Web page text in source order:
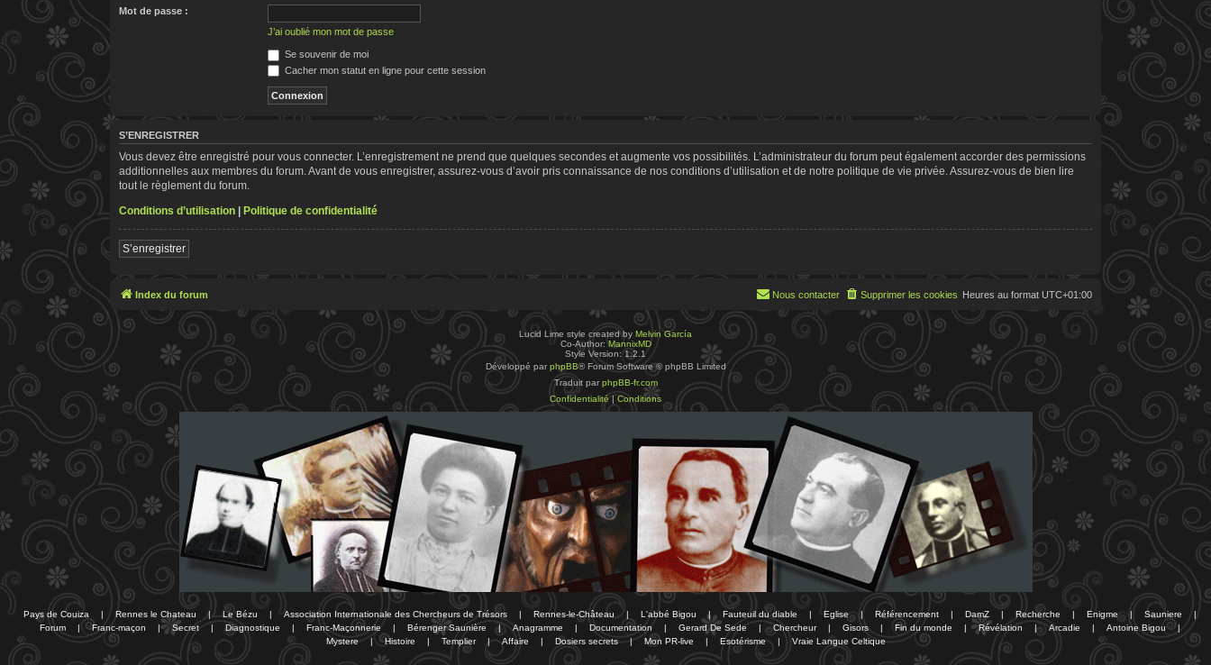
Mot de passe :
J’ai oublié mon mot de passe
Se souvenir de moi
Cacher mon statut en ligne pour cette session
S’ENREGISTRER
Vous devez être enregistré pour vous connecter. L’enregistrement ne prend que quelques secondes et augmente vos possibilités. L’administrateur du forum peut également accorder des permissions
additionnelles aux membres du forum. Avant de vous enregistrer, assurez-vous d’avoir pris connaissance de nos conditions d’utilisation et de notre politique de vie privée. Assurez-vous de bien lire
tout le règlement du forum.
Conditions d’utilisation | Politique de confidentialité
S’enregistrer
Index du forum Heures au format UTC+01:00
Supprimer les cookies
Nous contacter
Lucid Lime style created by Melvin García
Co-Author:MannixMD
Style Version: 1.2.1
Développé par phpBB® Forum Software © phpBB Limited
Traduit par phpBB-fr.com
Confidentialité|Conditions
Pays de Couiza | Rennes le Chateau | Le Bézu | Association Internationale des Chercheurs de Trésors | Rennes-le-Château | L'abbé Bigou | Fauteuil du diable | Eglise | Référencement | DamZ | Recherche | Enigme | Sauniere
|
Forum
| Franc-maçon | Secret | Diagnostique | Franc-Maçonnerie | Bérenger Saunière | Anagramme | Documentation | Gerard De Sede | Chercheur | Gisors | Fin du monde | Révélation | Arcadie | Antoine Bigou
|
Mystere
| Histoire | Templier | Affaire | Dosiers secrets | Mon PR-live | Esotérisme | Vraie Langue Celtique